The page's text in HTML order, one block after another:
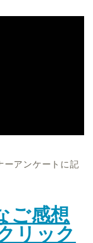
ーアンケートに記
ご感想
リック